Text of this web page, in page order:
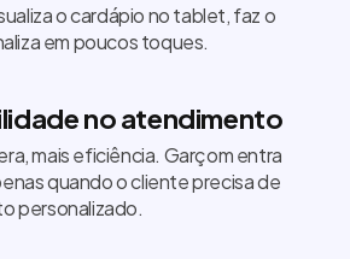
o cardápio no tablet, faz o
em poucos toques.
no atendimento
mais eficiência. Garçom entra
quando o cliente precisa de
personalizado.